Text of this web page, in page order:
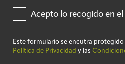
Acepto lo recogido en el
Este formulario se encutra protegido
Política de Privacidad y las